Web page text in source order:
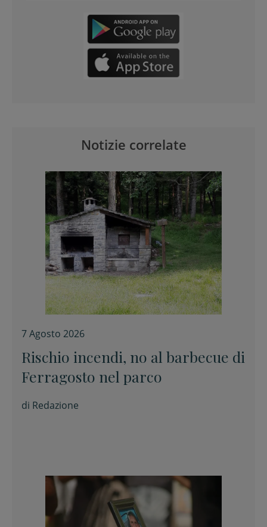
Notizie correlate
7 Agosto 2026
Rischio incendi, no al barbecue di
Ferragosto nel parco
di Redazione